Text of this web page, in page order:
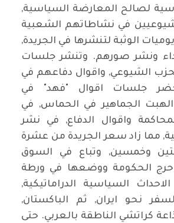
لصالح المعارضة السياسية,
في نشاطاتهم الشعبية
الوثبة لتنشرها في الجريدة,
ونشر صورهم. وتنشر جلسات
الشيوعي, واقوال دفاعهم في
جلسات اقوال "فهد" في
الجماهير في الحماس, في
واقوال الدفاع, في نشر
مما زاد سعر الجريدة من عشرة
وخمسين, وتباع في السوق
الحكومة ووضعها في ورطة
السياسية الدراماتيكية,
نحو ايران, ثم الباكستان,
كراتشي الناطقة بالعربي. حتى